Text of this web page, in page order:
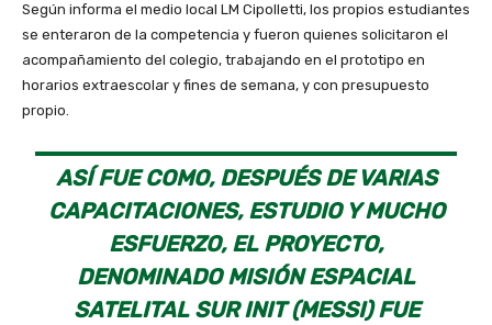
Según informa el medio local LM Cipolletti, los propios estudiantes
se enteraron de la competencia y fueron quienes solicitaron el
acompañamiento del colegio, trabajando en el prototipo en
horarios extraescolar y fines de semana, y con presupuesto
propio.
ASÍ FUE COMO, DESPUÉS DE VARIAS
CAPACITACIONES, ESTUDIO Y MUCHO
ESFUERZO, EL PROYECTO,
DENOMINADO MISIÓN ESPACIAL
SATELITAL SUR INIT (MESSI) FUE